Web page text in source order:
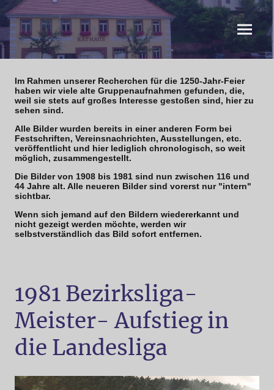
Im Rahmen unserer Recherchen für die 1250-Jahr-Feier
haben wir viele alte Gruppenaufnahmen gefunden, die,
weil sie stets auf großes Interesse gestoßen sind, hier zu
sehen sind.
Alle Bilder wurden bereits in einer anderen Form bei
Festschriften, Vereinsnachrichten, Ausstellungen, etc.
veröffentlicht und hier lediglich chronologisch, so weit
möglich, zusammengestellt.
Die Bilder von 1908 bis 1981 sind nun zwischen 116 und
44 Jahre alt. Alle neueren Bilder sind vorerst nur "intern"
sichtbar.
Wenn sich jemand auf den Bildern wiedererkannt und
nicht gezeigt werden möchte, werden wir
selbstverständlich das Bild sofort entfernen.
1981 Bezirksliga-
Meister- Aufstieg in
die Landesliga